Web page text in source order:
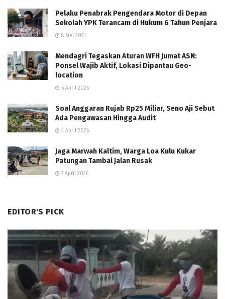
Pelaku Penabrak Pengendara Motor di Depan
Sekolah YPK Terancam di Hukum 6 Tahun Penjara
8 Mei 2021
Mendagri Tegaskan Aturan WFH Jumat ASN:
Ponsel Wajib Aktif, Lokasi Dipantau Geo-
location
5 April 2026
Soal Anggaran Rujab Rp25 Miliar, Seno Aji Sebut
Ada Pengawasan Hingga Audit
4 April 2026
Jaga Marwah Kaltim, Warga Loa Kulu Kukar
Patungan Tambal Jalan Rusak
7 April 2026
EDITOR'S PICK